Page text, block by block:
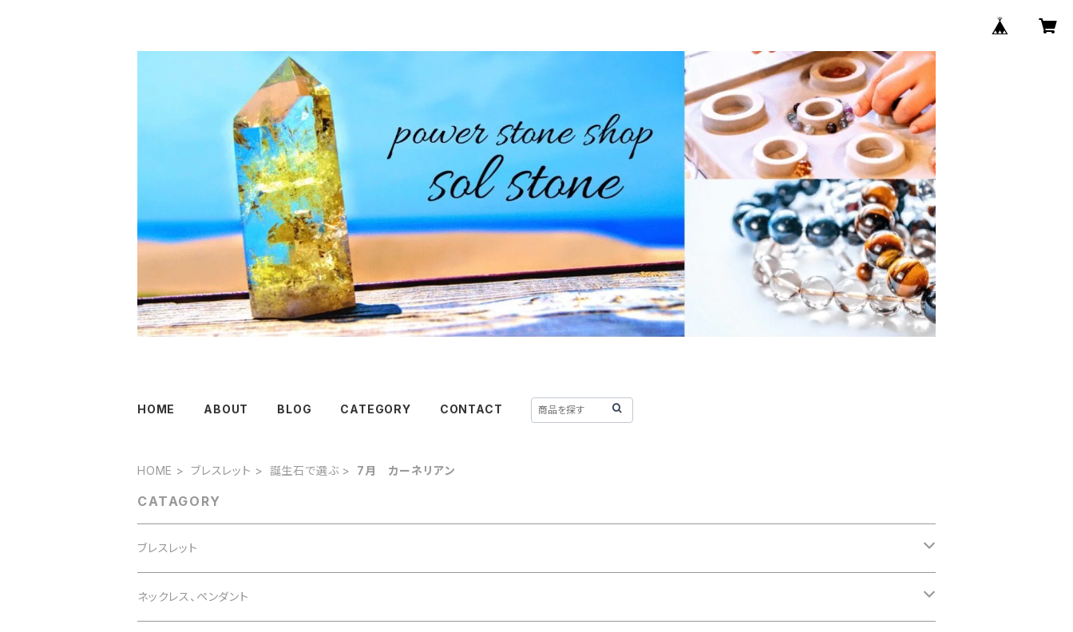
HOME ABOUT BLOG CATEGORY CONTACT
HOME ブレスレット 誕生石で選ぶ 7月 カーネリアン
CATAGORY
ブレスレット
誕生石で選ぶ
ネックレス、ペンダント